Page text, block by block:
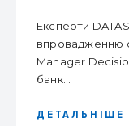
В
БАНКІВ
Експерти
впровадженню
Manager
банк...
ДЕТАЛЬНІШЕ